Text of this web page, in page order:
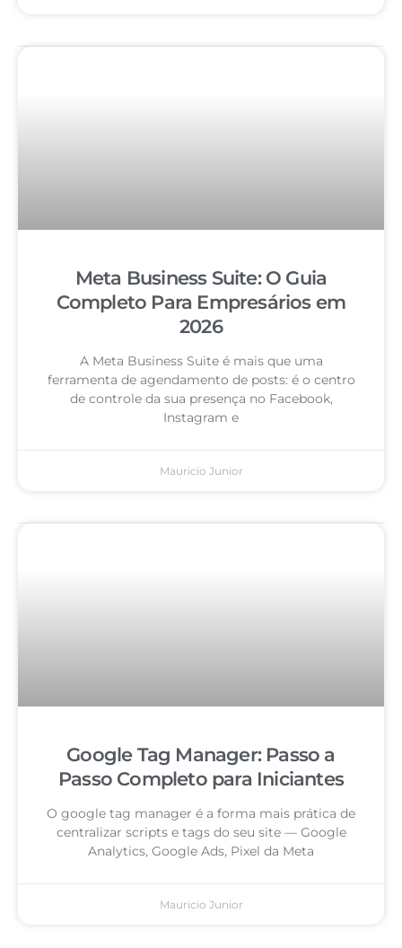
Meta Business Suite: O Guia
Completo Para Empresários em
2026
A Meta Business Suite é mais que uma
ferramenta de agendamento de posts: é o centro
de controle da sua presença no Facebook,
Instagram e
Mauricio Junior
Google Tag Manager: Passo a
Passo Completo para Iniciantes
O google tag manager é a forma mais prática de
centralizar scripts e tags do seu site — Google
Analytics, Google Ads, Pixel da Meta
Mauricio Junior